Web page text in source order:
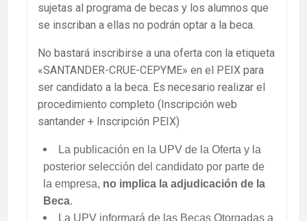
sujetas al programa de becas y los alumnos que
se inscriban a ellas no podrán optar a la beca.
No bastará inscribirse a una oferta con la etiqueta
«SANTANDER-CRUE-CEPYME» en el PEIX para
ser candidato a la beca. Es necesario realizar el
procedimiento completo (Inscripción web
santander + Inscripción PEIX)
La publicación en la UPV de la Oferta y la
posterior selección del candidato por parte de
la empresa, no implica la adjudicación de la
Beca.
La UPV informará de las Becas Otorgadas a